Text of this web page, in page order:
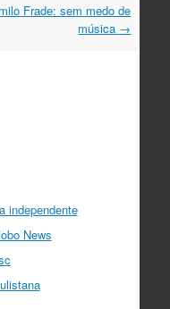
Frade: sem medo de
música →
independente
News